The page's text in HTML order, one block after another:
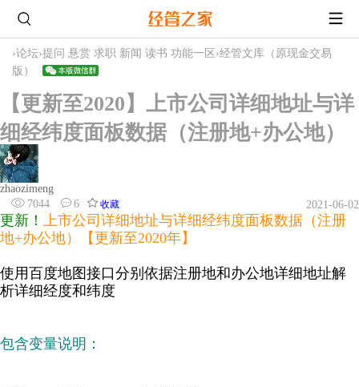
›论坛›提问 悬赏 求职 新闻 读书 功能一区 ›经管文库（原现金交易
版）
【更新至2020】上市公司详细地址与详
细经纬度面板数据（注册地+办公地）
zhaozimeng
7044
6 收藏 2021-06-02
更新！
上市公司详细地址与详细经纬度面板数据（注册
地+办公地）【更新至2020年】
使用百度地图接口分别依据注册地和办公地详细地址解
析详细经度和纬度
包含变量说明：